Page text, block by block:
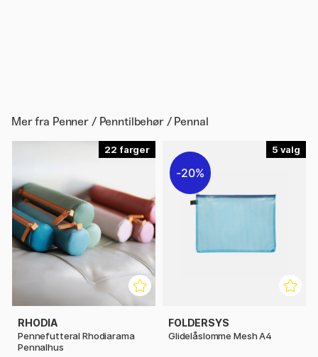
Mer fra Penner / Penntilbehør / Pennal
22
RHODIA
Pennefutteral Rhodiarama
Pennalhus
5
20%
FOLDERSYS
Glidelåslomme Mesh A4